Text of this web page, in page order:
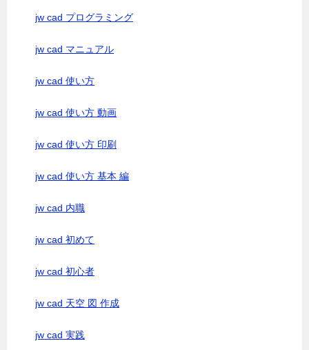
jw cad プログラミング
jw cad マニュアル
jw cad 使い方
jw cad 使い方 動画
jw cad 使い方 印刷
jw cad 使い方 基本 編
jw cad 内職
jw cad 初めて
jw cad 初心者
jw cad 天空 図 作成
jw cad 実践